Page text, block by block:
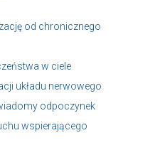
od chronicznego
w ciele
układu nerwowego
odpoczynek
wspierającego